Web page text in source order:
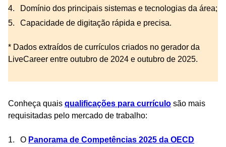
Domínio dos principais sistemas e tecnologias da área;
Capacidade de digitação rápida e precisa.
* Dados extraídos de currículos criados no gerador da
LiveCareer entre outubro de 2024 e outubro de 2025.
Conheça quais qualificações para currículo são mais
requisitadas pelo mercado de trabalho:
O Panorama de Competências 2025 da OECD